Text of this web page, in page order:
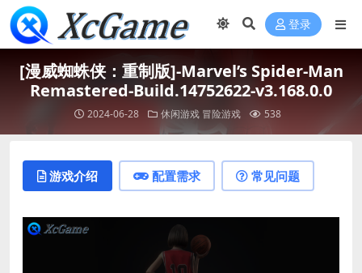
登录
[漫威蜘蛛侠：重制版]-Marvel’s Spider-Man
Remastered-Build.14752622-v3.168.0.0
2024-06-28 休闲游戏 冒险游戏 538
游戏介绍 配置需求 常见问题